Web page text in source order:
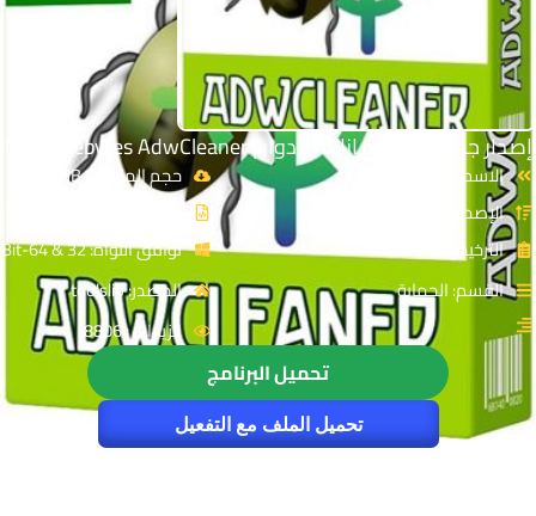
إصدار جديد من أداة إزالة الأدوار | Malwarebytes AdwCleaner
الاسم: AdwCleaner
الإصدار: v8.4.1
الترخيص: Free
القسم: الحماية
حجم الملف: 8 MB
توافق النواة: 32 & 64-Bit
المصدر: toolslib
الزيارات : 8806
تحميل البرنامج
تحميل الملف مع التفعيل